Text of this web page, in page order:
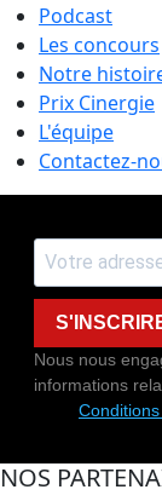
Podcast
Les concours
Notre
Prix Cinergie
L'équipe
Contactez-
Nous nous
informations
NOS